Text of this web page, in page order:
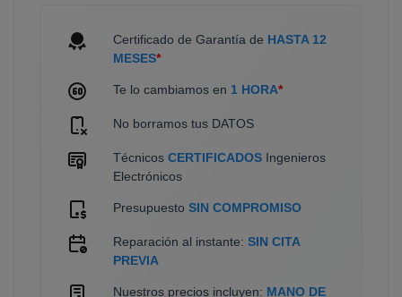
Certificado de Garantía de HASTA 12
MESES*
Te lo cambiamos en 1 HORA*
No borramos tus DATOS
Técnicos CERTIFICADOS Ingenieros
Electrónicos
Presupuesto SIN COMPROMISO
Reparación al instante: SIN CITA
PREVIA
Nuestros precios incluyen: MANO DE